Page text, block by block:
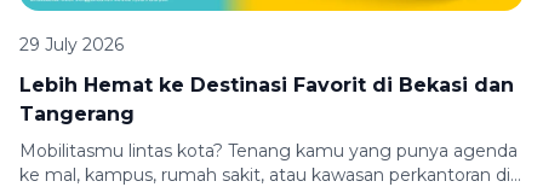
29 July 2026
Lebih Hemat ke Destinasi Favorit di Bekasi dan
Tangerang
Mobilitasmu lintas kota? Tenang kamu yang punya agenda
ke mal, kampus, rumah sakit, atau kawasan perkantoran di